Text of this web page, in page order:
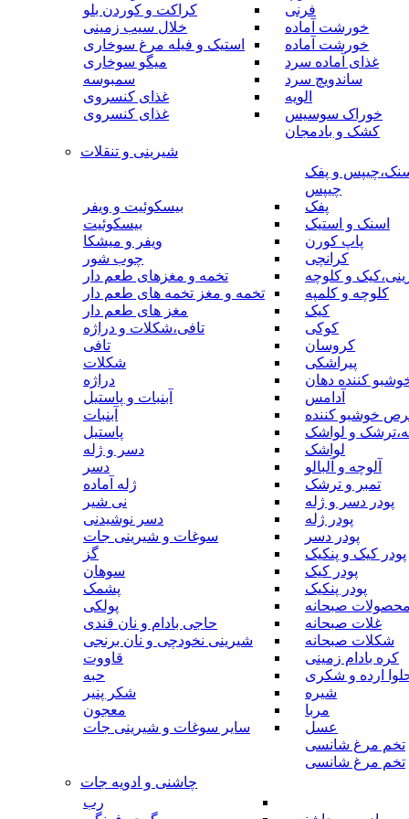
فرنی
خورشت آماده
خورشت آماده
غذای آماده سرد
ساندویچ سرد
الویه
خوراک سوسیس
کشک و بادمجان
کراکت و کوردن بلو
خلال سیب زمینی
استیک و فیله مرغ سوخاری
میگو سوخاری
سمبوسه
غذای کنسروی
غذای کنسروی
شیرینی و تنقلات
و پفک
چیپس
پفک
اسنک و استیک
پاپ کورن
کرانچی
و کلوچه
کلوچه و کلمپه
کیک
کوکی
کروسان
پیراشکی
کننده دهان
آدامس
خوشبو کننده
و لواشک
لواشک
آلوچه و آلبالو
تمبر و ترشک
پودر دسر و ژله
پودر ژله
پودر دسر
پودر کیک و پنکیک
پودر کیک
پودر پنکیک
محصولات صبحانه
غلات صبحانه
شکلات صبحانه
کره بادام زمینی
ارده و شکری
شیره
مربا
عسل
تخم مرغ شانسی
تخم مرغ شانسی
بیسکوئیت و ویفر
بیسکوئیت
ویفر و میشکا
چوب شور
تخمه و مغزهای طعم دار
تخمه و مغز تخمه های طعم دار
مغز های طعم دار
تافی،شکلات و دراژه
تافی
شکلات
دراژه
آبنبات و پاستیل
آبنبات
پاستیل
دسر و ژله
دسر
ژله آماده
نی شیر
دسر نوشیدنی
سوغات و شیرینی جات
گز
سوهان
پشمک
پولکی
حاجی بادام و نان قندی
شیرینی نخودچی و نان برنجی
قاووت
حبه
شکر پنیر
معجون
سایر سوغات و شیرینی جات
چاشنی و ادویه جات
رب